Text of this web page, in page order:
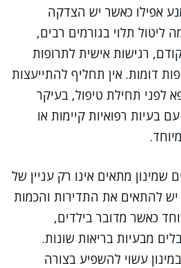
אפילו כאשר יש הצדקה
ליטול תלוי בגורמים רבים,
רגישות אישית לתרופות
דומות. אין תחליף להתייעצות
לפני תחילת טיפול, בעיקר
בעיות רפואיות קיימות או
שמינון מתאים אינו רק עניין של
להתאים את התדירות והכמות
כאשר מדובר בילדים,
מבעיות בריאות שונות.
עשוי להשפיע בצורה